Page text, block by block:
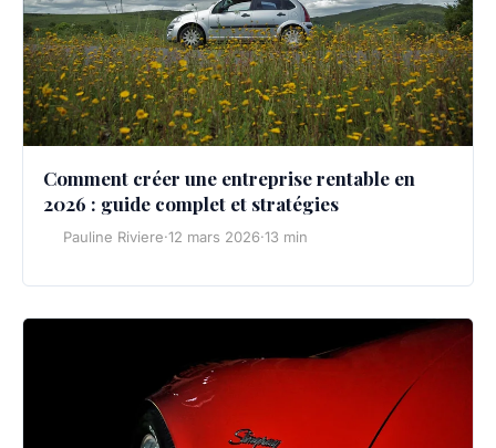
Comment créer une entreprise rentable en
2026 : guide complet et stratégies
Pauline Riviere·12 mars 2026·13 min